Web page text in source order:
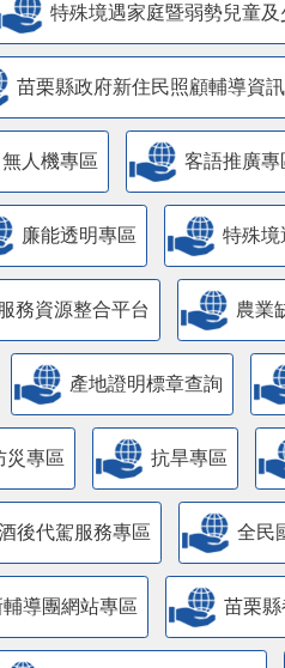
特殊境遇家庭暨弱勢兒童
苗栗縣政府新住民照顧輔導資
無人機專區 客語推廣專
廉能透明專區 特殊境
務資源整合平台 農業
產地證明標章查詢
災專區 抗旱專區
後代駕服務專區 全民
導團網站專區 苗栗